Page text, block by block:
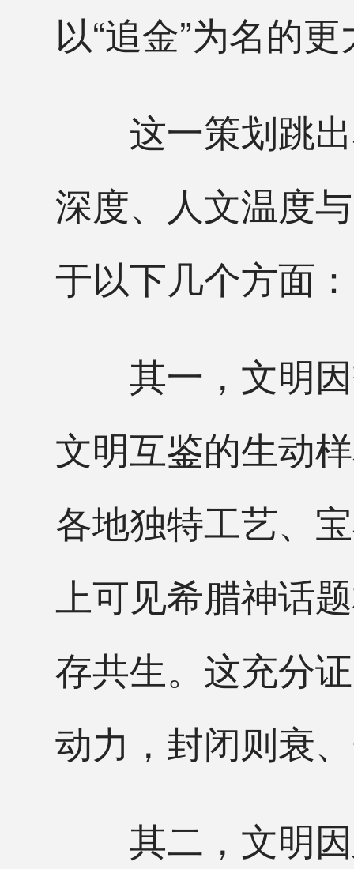
以“追金”为名的
这一策划跳出
深度、人文温度
于以下几个方面：
其一，文明因
文明互鉴的生动
各地独特工艺、
上可见希腊神话
存共生。这充分
动力，封闭则衰
其二，文明因